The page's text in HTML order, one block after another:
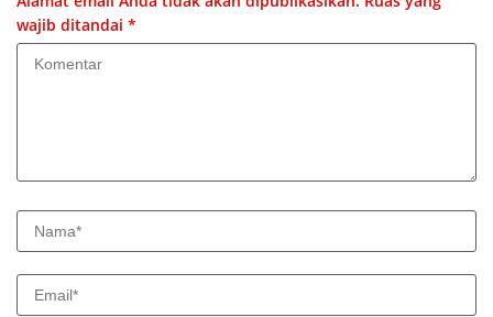
wajib ditandai *